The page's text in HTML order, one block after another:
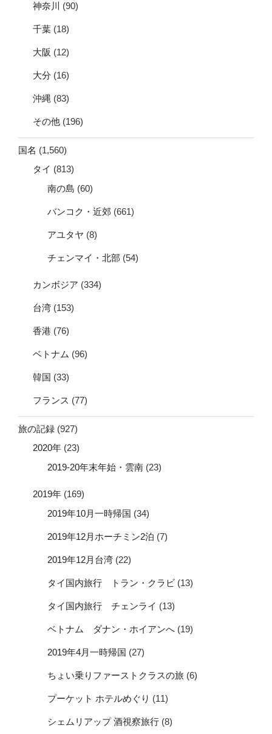
神奈川 (90)
千葉 (18)
大阪 (12)
大分 (16)
沖縄 (83)
その他 (196)
国名 (1,560)
タイ (813)
南の島 (60)
バンコク・近郊 (661)
アユタヤ (8)
チェンマイ・北部 (54)
カンボジア (334)
台湾 (153)
香港 (76)
ベトナム (96)
韓国 (33)
フランス (77)
旅の記録 (927)
2020年 (23)
2019-20年末年始・雲南 (23)
2019年 (169)
2019年10月一時帰国 (34)
2019年12月ホーチミン2泊 (7)
2019年12月台湾 (22)
タイ国内旅行 トラン・クラビ (13)
タイ国内旅行 チェンライ (13)
ベトナム ダナン・ホイアンへ (19)
2019年4月一時帰国 (27)
ちょい乗りファーストクラスの旅 (6)
プーケット ホテルめぐり (11)
シェムリアップ 酒視察旅行 (8)